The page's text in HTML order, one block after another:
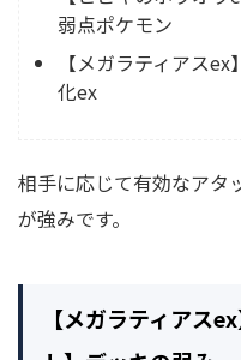
弱点ポケモン
【メガラティアス
化ex
相手に応じて有効なアタ
が強みです。
【メガラティアス